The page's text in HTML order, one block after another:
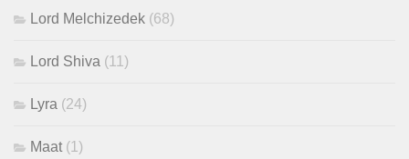
Lord Melchizedek (68)
Lord Shiva (11)
Lyra (24)
Maat (1)